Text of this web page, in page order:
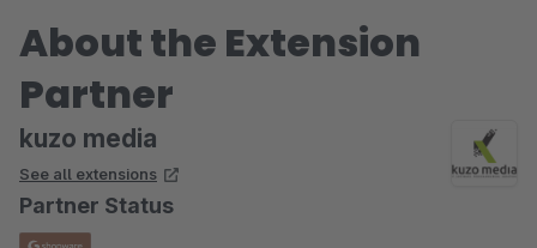
About the Extension
Partner
kuzo media
See all extensions
Partner Status